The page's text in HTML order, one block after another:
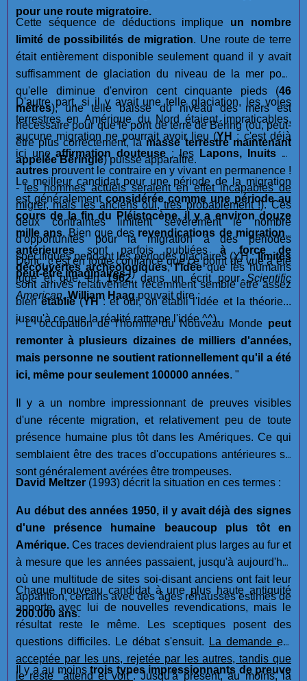
pour une route migratoire.
Cette séquence de déductions implique un nombre
limité de possibilités de migration. Une route de terre
était entièrement disponible seulement quand il y avait
suffisamment de glaciation du niveau de la mer pour
qu'elle diminue d'environ cent cinquante pieds (46
mètres), une telle baisse du niveau des mers est
nécessaire pour que le pont de terre de Béring (ou, peut-
être plus correctement, lamasse terrestre maintenant
appelée Béringie) puisse apparaître.
D'autre part, si il y avait une telle glaciation, les voies
terrestres en Amérique du Nord étaient impraticables,
aucune migration ne pourrait avoir lieu (YH : c'est déjà
ici une affirmation douteuse : les Lapons, Inuits et
autres prouvent le contraire en y vivant en permanence !
-les hommes actuels seraient en effet incapables de
migrer, mais les anciens oui, très probablement !). Ces
deux contraintes limitent sévèrement le nombre
d'opportunités pour la migration à des périodes
spécifiques pendant les périodes glaciaires (YH :limites
peut-être imaginaires !)
Le meilleur candidat pour une période de la migration
est généralement considérée comme une période au
cours de la fin du Pléistocène, il y a environ douze
mille ans. Bien que des revendications de migrations
antérieures sont parfois publiées à force de
découvertes archéologiques,l'idéeque les humains
sont arrivés relativement récemment semble être assez
bienétablie(YH: et oui, on établi l'idée et la théorie...
jusqu'à ce que la réalité rattrape l'idée ^^).
Donc, c'est en toute confiance que ce point de vue a été
jugé et que, en1962, dans un écrit pourScientific
American,William Haagpouvait dire :
" L' occupation de l'homme du Nouveau Monde peut
remonter à plusieurs dizaines de milliers d'années,
mais personne ne soutient rationnellement qu'il a été
ici, même pour seulement 100000 années. "
Il y a un nombre impressionnant de preuves visibles
d'une récente migration, et relativement peu de toute
présence humaine plus tôt dans les Amériques. Ce qui
semblaient être des traces d'occupations antérieures se
sont généralement avérées être trompeuses.
David Meltzer (1993) décrit la situation en ces termes :
Au début des années 1950, il y avait déjà des signes
d'une présence humaine beaucoup plus tôt en
Amérique. Ces traces deviendraient plus larges au fur et
à mesure que les années passaient, jusqu'à aujourd'hui
où une multitude de sites soi-disant anciens ont fait leur
apparition, certains avec des âges réhaussés estimés de
200.000 ans.
Chaque nouveau candidat à une plus haute antiquité
apporte avec lui de nouvelles revendications, mais le
résultat reste le même. Les sceptiques posent des
questions difficiles. Le débat s'ensuit. La demande est
acceptée par les uns, rejetée par les autres, tandis que
le reste "attend et voit". Jusqu'à présent, au moins, la
Il y a au moins trois types impressionnants de preuve